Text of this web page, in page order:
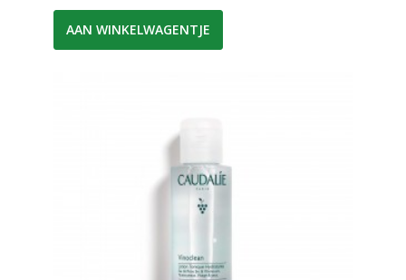
AAN WINKELWAGENTJE